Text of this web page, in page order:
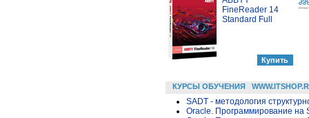
FineReader 14
Standard Full
КУРСЫ ОБУЧЕНИЯ
SADT - методология
Oracle. Программирование на